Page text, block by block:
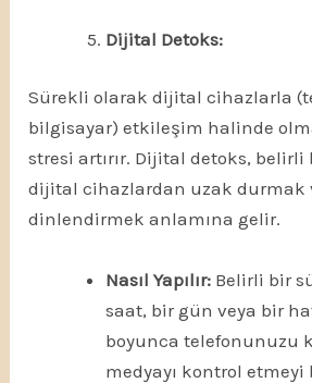
Dijital Detoks:
Sürekli olarak dijital cihazlarla
bilgisayar) etkileşim halinde
stresi artırır. Dijital detoks, belirli
dijital cihazlardan uzak durmak
dinlendirmek anlamına gelir.
Nasıl Yapılır: Belirli bir
saat, bir gün veya bir
boyunca telefonunuzu
medyayı kontrol etmeyi